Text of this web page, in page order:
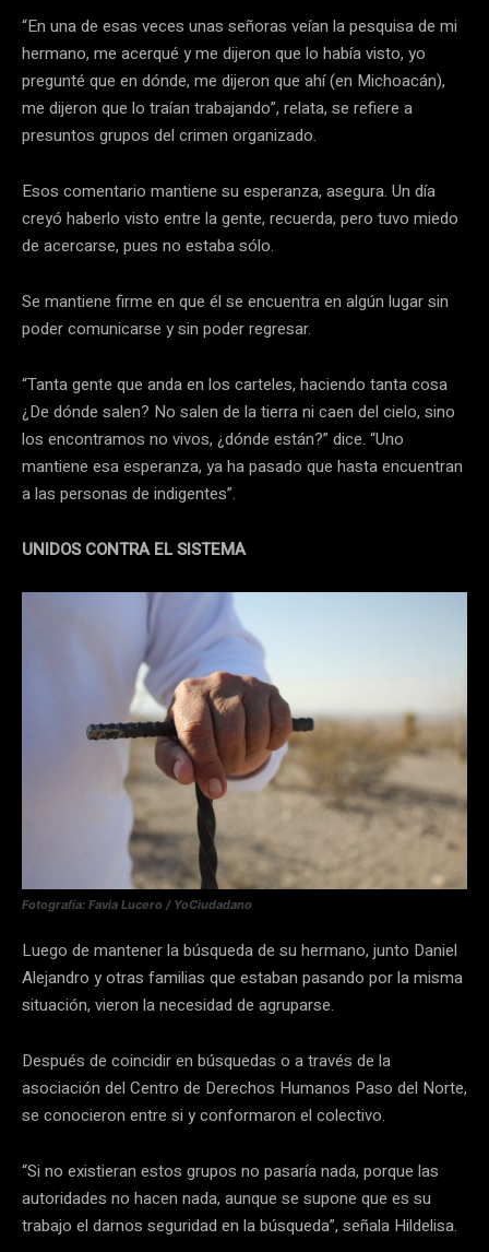
“En una de esas veces unas señoras veían la pesquisa de mi
hermano, me acerqué y me dijeron que lo había visto, yo
pregunté que en dónde, me dijeron que ahí (en Michoacán),
me dijeron que lo traían trabajando”, relata, se refiere a
presuntos grupos del crimen organizado.
Esos comentario mantiene su esperanza, asegura. Un día
creyó haberlo visto entre la gente, recuerda, pero tuvo miedo
de acercarse, pues no estaba sólo.
Se mantiene firme en que él se encuentra en algún lugar sin
poder comunicarse y sin poder regresar.
“Tanta gente que anda en los carteles, haciendo tanta cosa
¿De dónde salen? No salen de la tierra ni caen del cielo, sino
los encontramos no vivos, ¿dónde están?” dice. “Uno
mantiene esa esperanza, ya ha pasado que hasta encuentran
a las personas de indigentes”.
UNIDOS CONTRA EL SISTEMA
Fotografía: Favia Lucero / YoCiudadano
Luego de mantener la búsqueda de su hermano, junto Daniel
Alejandro y otras familias que estaban pasando por la misma
situación, vieron la necesidad de agruparse.
Después de coincidir en búsquedas o a través de la
asociación del Centro de Derechos Humanos Paso del Norte,
se conocieron entre si y conformaron el colectivo.
“Si no existieran estos grupos no pasaría nada, porque las
autoridades no hacen nada, aunque se supone que es su
trabajo el darnos seguridad en la búsqueda”, señala Hildelisa.